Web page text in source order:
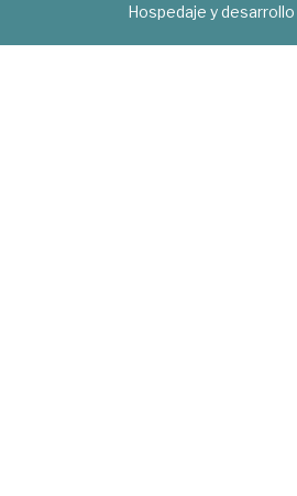
Hospedaje y desarrollo